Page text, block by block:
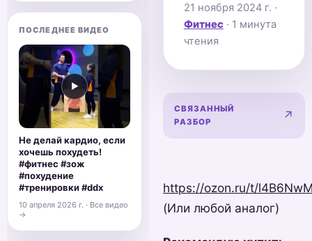
21 ноября 2024 г. ·
Фитнес· 1 минута
чтения
СВЯЗАННЫЙ
РАЗБОР
↗
https://ozon.ru/t/
(Или любой аналог)
ПОСЛЕДНЕЕ ВИДЕО
▶
Не делай кардио, если
хочешь похудеть!
#фитнес #зож
#похудение
#тренировки #ddx
10 апреля 2026 г. · Все видео
→